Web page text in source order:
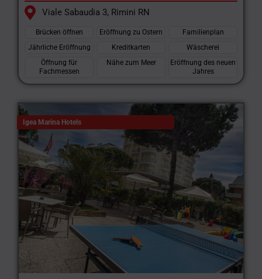
Viale Sabaudia 3, Rimini RN
Brücken öffnen Eröffnung zu Ostern
Familienplan
Jährliche Eröffnung
Kreditkarten
Wäscherei
Öffnung für
Fachmessen
Nähe zum Meer
Eröffnung des neuen
Jahres
Igea Marina Hotels